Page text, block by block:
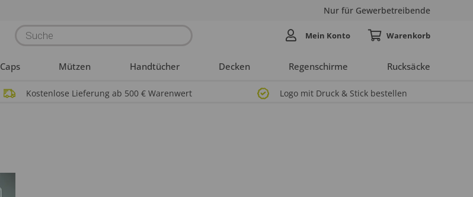
Nur für Gewerbetreibende
Products
search
Caps Mützen Handtücher Decken Regenschirme Rucksäcke
Mein Konto
Kostenlose Lieferung ab 500 € Warenwert Logo mit Druck & Stick bestellen